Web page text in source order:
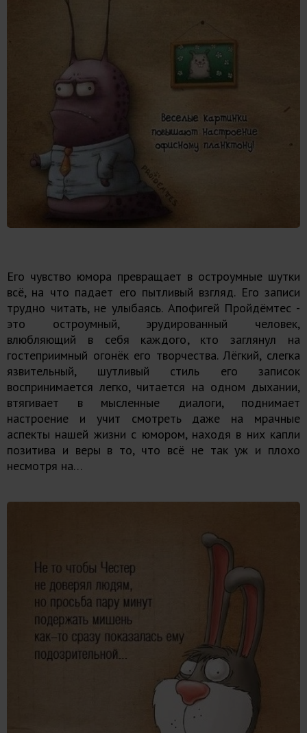
Его чувство юмора превращает в остроумные шутки
всё, на что падает его пытливый взгляд. Его записи
трудно читать, не улыбаясь. Апофигей Пройдёмтес -
это остроумный, эрудированный человек,
влюбляющий в себя каждого, кто заглянул на
гостеприимный огонёк его творчества. Лёгкий, слегка
язвительный, шутливый стиль его записок
воспринимается легко, читается на одном дыхании,
втягивает в мысленные диалоги, поднимает
настроение и учит смотреть даже на мрачные
аспекты нашей жизни с юмором, находя в них капли
позитива и веры в то, что всё не так уж и плохо
несмотря на…